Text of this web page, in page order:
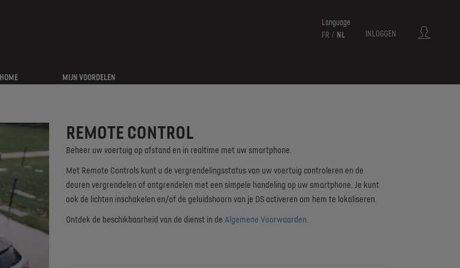
INLOGGEN
Language
FR
NL
HOME MIJN VOORDELEN
REMOTE CONTROL
Beheer uw voertuig op afstand en in realtime met uw smartphone.
Met Remote Controls kunt u de vergrendelingsstatus van uw voertuig controleren en de
deuren vergrendelen of ontgrendelen met een simpele handeling op uw smartphone. Je kunt
ook de lichten inschakelen en/of de geluidshoorn van je DS activeren om hem te lokaliseren.
Ontdek de beschikbaarheid van de dienst in de Algemene Voorwaarden.